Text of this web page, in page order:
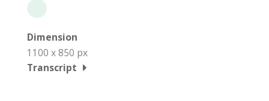
Dimension
1100 x 850 px
Transcript